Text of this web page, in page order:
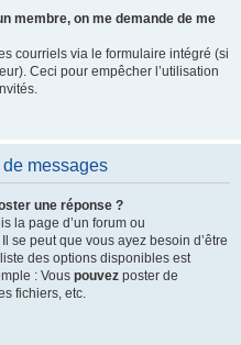
membre, on me demande de me
courriels via le formulaire intégré (si
Ceci pour empêcher l’utilisation
messages
une réponse ?
la page d’un forum ou
se peut que vous ayez besoin d’être
des options disponibles est
: Vous pouvez poster de
fichiers, etc.